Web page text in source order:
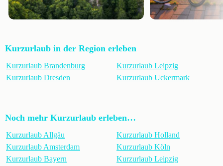
Kurzurlaub in der Region erleben
Kurzurlaub Brandenburg
Kurzurlaub Dresden
Kurzurlaub Leipzig
Kurzurlaub Uckermark
Noch mehr Kurzurlaub erleben…
Kurzurlaub Allgäu
Kurzurlaub Amsterdam
Kurzurlaub Bayern
Kurzurlaub Holland
Kurzurlaub Köln
Kurzurlaub Leipzig